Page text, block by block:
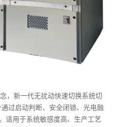
，新一代无扰动快速切换系统切
过启动判断、安全闭锁、光电融
适用于系统敏感度高、生产工艺